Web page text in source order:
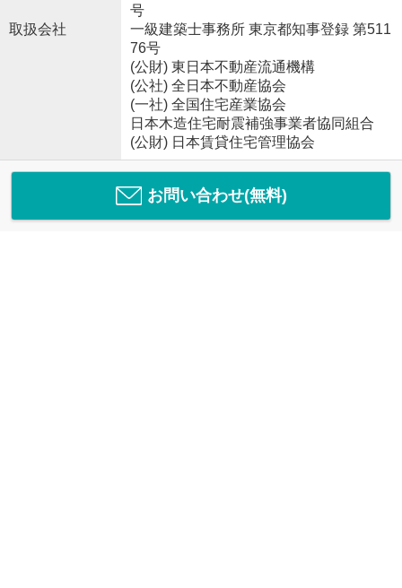
取扱会社
号
一級建築士事務所 東京都知事登録 第511
76号
(公財) 東日本不動産流通機構
(公社) 全日本不動産協会
(一社) 全国住宅産業協会
日本木造住宅耐震補強事業者協同組合
(公財) 日本賃貸住宅管理協会
お問い合わせ(無料)